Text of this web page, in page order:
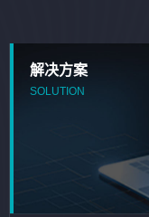
解决方案
SOLUTION